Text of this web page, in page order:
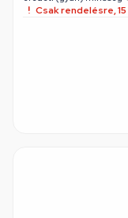
Csak rendelésre,